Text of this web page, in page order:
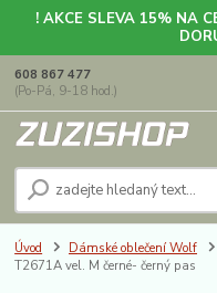
! AKCE SLEVA 15% NA
608 867 477
(Po-Pá, 9-18 hod.)
Úvod Dámské oblečení Wolf
T2671A vel. M černé- černý pas